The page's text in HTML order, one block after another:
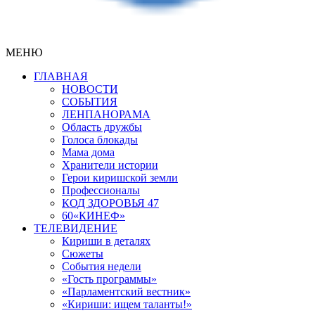
МЕНЮ
ГЛАВНАЯ
НОВОСТИ
СОБЫТИЯ
ЛЕНПАНОРАМА
Область дружбы
Голоса блокады
Мама дома
Хранители истории
Герои киришской земли
Профессионалы
КОД ЗДОРОВЬЯ 47
60«КИНЕФ»
ТЕЛЕВИДЕНИЕ
Кириши в деталях
Сюжеты
События недели
«Гость программы»
«Парламентский вестник»
«Кириши: ищем таланты!»